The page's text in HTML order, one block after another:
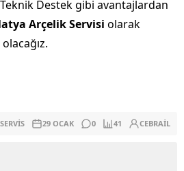
Destek gibi avantajlardan
Arçelik Servisi olarak
29 OCAK 0 41 CEBRAIL